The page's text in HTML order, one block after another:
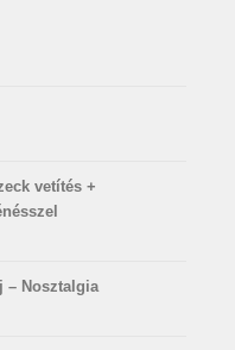
vetítés +
– Nosztalgia